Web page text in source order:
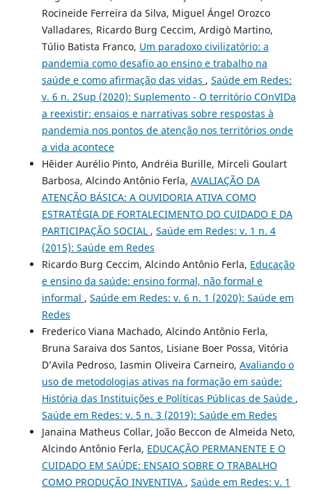
Rocineide Ferreira da Silva, Miguel Ángel Orozco
Valladares, Ricardo Burg Ceccim, Ardigò Martino,
Túlio Batista Franco, Um paradoxo civilizatório: a
pandemia como desafio ao ensino e trabalho na
saúde e como afirmação das vidas , Saúde em Redes:
v. 6 n. 2Sup (2020): Suplemento - O território COnVIDa
a reexistir: ensaios e narrativas sobre respostas à
pandemia nos pontos de atenção nos territórios onde
a vida acontece
Hêider Aurélio Pinto, Andréia Burille, Mirceli Goulart
Barbosa, Alcindo Antônio Ferla, AVALIAÇÃO DA
ATENÇÃO BÁSICA: A OUVIDORIA ATIVA COMO
ESTRATÉGIA DE FORTALECIMENTO DO CUIDADO E DA
PARTICIPAÇÃO SOCIAL , Saúde em Redes: v. 1 n. 4
(2015): Saúde em Redes
Ricardo Burg Ceccim, Alcindo Antônio Ferla, Educação
e ensino da saúde: ensino formal, não formal e
informal , Saúde em Redes: v. 6 n. 1 (2020): Saúde em
Redes
Frederico Viana Machado, Alcindo Antônio Ferla,
Bruna Saraiva dos Santos, Lisiane Boer Possa, Vitória
D’Avila Pedroso, Iasmin Oliveira Carneiro, Avaliando o
uso de metodologias ativas na formação em saúde:
História das Instituições e Políticas Públicas de Saúde ,
Saúde em Redes: v. 5 n. 3 (2019): Saúde em Redes
Janaina Matheus Collar, João Beccon de Almeida Neto,
Alcindo Antônio Ferla, EDUCAÇÃO PERMANENTE E O
CUIDADO EM SAÚDE: ENSAIO SOBRE O TRABALHO
COMO PRODUÇÃO INVENTIVA , Saúde em Redes: v. 1